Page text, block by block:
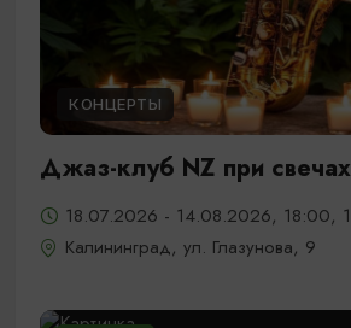
КОНЦЕРТЫ
Джаз-клуб NZ при свечах
18.07.2026 - 14.08.2026, 18:00,
Калининград, ул. Глазунова, 9